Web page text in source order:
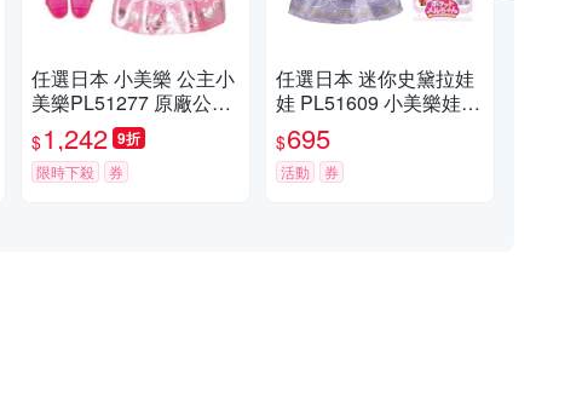
任選日本 小美樂 公主小
美樂PL51277 原廠公司
貨 PILOT
$1,242 9折
限時下殺 券
任選日本 迷你史黛拉娃
娃 PL51609 小美樂娃娃
公司貨
$695
活動 券